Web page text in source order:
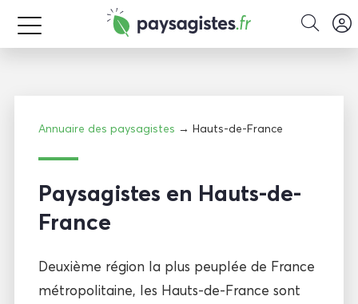
Annuaire des paysagistes → Hauts-de-France
Paysagistes en Hauts-de-
France
Deuxième région la plus peuplée de France
métropolitaine, les Hauts-de-France sont